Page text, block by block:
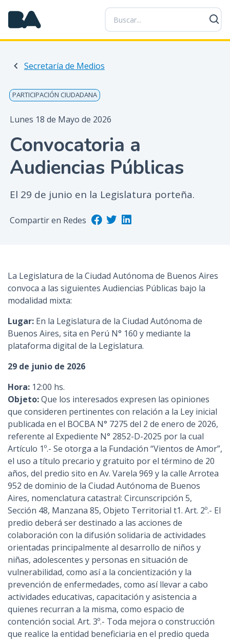
P
a
s
a
e
n
i
o
r
p
a
Secretaría de Medios
PARTICIPACIÓN CIUDADANA
Lunes 18 de Mayo de 2026
Convocatoria a
Audiencias Públicas
El 29 de junio en la Legislatura porteña.
Compartir en Redes
La Legislatura de la Ciudad Autónoma de Buenos Aires
convoca a las siguientes Audiencias Públicas bajo la
modalidad mixta:
Lugar: En la Legislatura de la Ciudad Autónoma de
Buenos Aires, sita en Perú N° 160 y mediante la
plataforma digital de la Legislatura.
29 de junio de 2026
Hora: 12:00 hs.
Objeto:Que los interesados expresen las opiniones
que consideren pertinentes con relación a la Ley inicial
publicada en el BOCBA N° 7275 del 2 de enero de 2026,
referente al Expediente N° 2852-D-2025 por la cual
Artículo 1º.- Se otorga a la Fundación “Vientos de Amor”,
el uso a título precario y gratuito por el término de 20
años, del predio sito en Av. Varela 969 y la calle Arrotea
952 de dominio de la Ciudad Autónoma de Buenos
Aires, nomenclatura catastral: Circunscripción 5,
Sección 48, Manzana 85, Objeto Territorial t1. Art. 2º.- El
predio deberá ser destinado a las acciones de
colaboración con la difusión solidaria de actividades
orientadas principalmente al desarrollo de niños y
niñas, adolescentes y personas en situación de
vulnerabilidad, como así a la concientización y la
prevención de enfermedades, como así llevar a cabo
actividades educativas, capacitación y asistencia a
quienes recurran a la misma, como espacio de
contención social. Art. 3º.- Toda mejora o construcción
que realice la entidad beneficiaria en el predio queda